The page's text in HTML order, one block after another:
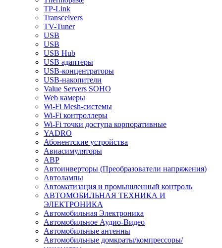
TP-Link
Transceivers
TV-Tuner
USB
USB
USB Hub
USB адаптеры
USB-концентраторы
USB-накопители
Value Servers SOHO
Web камеры
Wi-Fi Mesh-системы
Wi-Fi контроллеры
Wi-Fi точки доступа корпоративные
YADRO
Абонентские устройства
Авиасимуляторы
АВР
Автоинверторы (Преобразователи напряжения)
Автолампы
Автоматизация и промышленный контроль
АВТОМОБИЛЬНАЯ ТЕХНИКА И
ЭЛЕКТРОНИКА
Автомобильная Электроника
Автомобильное Аудио-Видео
Автомобильные антенны
Автомобильные домкраты/компрессоры/